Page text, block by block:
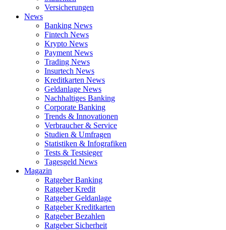
Versicherungen
News
Banking News
Fintech News
Krypto News
Payment News
Trading News
Insurtech News
Kreditkarten News
Geldanlage News
Nachhaltiges Banking
Corporate Banking
Trends & Innovationen
Verbraucher & Service
Studien & Umfragen
Statistiken & Infografiken
Tests & Testsieger
Tagesgeld News
Magazin
Ratgeber Banking
Ratgeber Kredit
Ratgeber Geldanlage
Ratgeber Kreditkarten
Ratgeber Bezahlen
Ratgeber Sicherheit